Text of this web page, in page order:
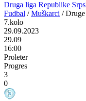
Druga liga Republike
Fudbal / Muškarci /
7.kolo
29.09.2023
29.09
16:00
Proleter
Progres
3
0